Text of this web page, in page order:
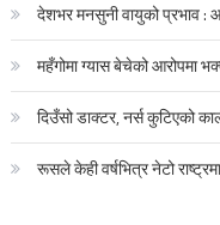
देशभर मनसुनी वायुको प्रभाव :
महँगोमा ग्यास बेचेको आरोपमा
दिउँसो डाक्टर, नर्स कुटिएको
रूसले केही वर्षभित्र नेटो